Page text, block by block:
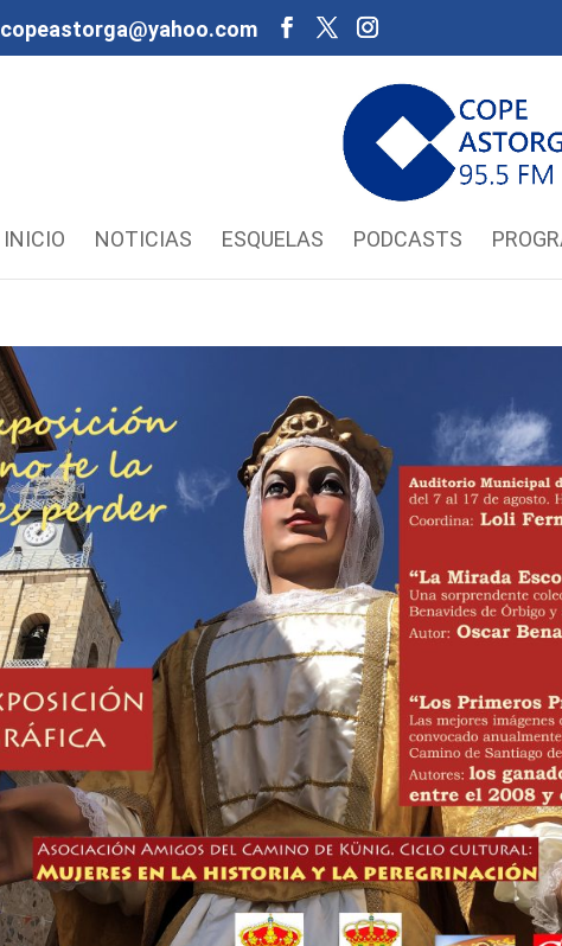
copeastorga@yahoo.com
INICIO NOTICIAS ESQUELAS PODCASTS